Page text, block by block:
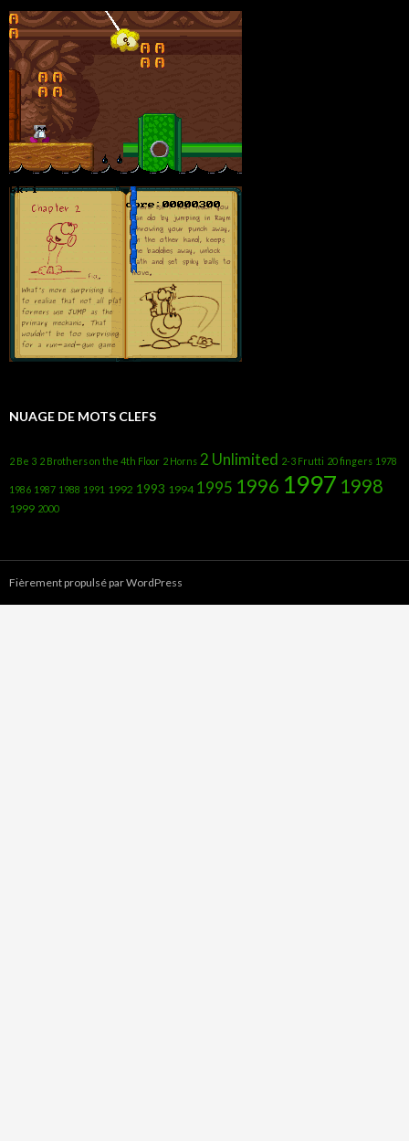
NUAGE DE MOTS CLEFS
2 Be 3 2 Brothers on the 4th Floor 2 Horns 2 Unlimited 2-3 Frutti 20 fingers 1978
1986 1987 1988 1991 1992 1993 1994 1995 1996 1997 1998
1999 2000
Fièrement propulsé par WordPress